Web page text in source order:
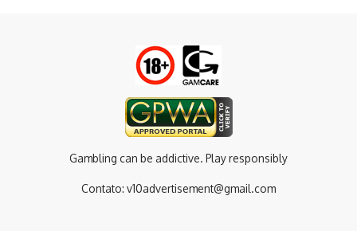
Gambling can be addictive. Play responsibly
Contato: v10advertisement@gmail.com